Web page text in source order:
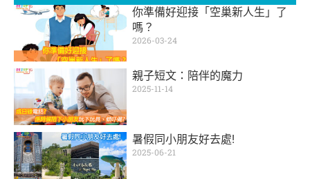
你準備好迎接「空巢新人生」了
嗎？
2026-03-24
親子短文：陪伴的魔力
2025-11-14
暑假同小朋友好去處!
2025-06-21